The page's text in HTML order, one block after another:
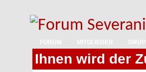
FORUM MITGLIEDER
Ihnen wird der